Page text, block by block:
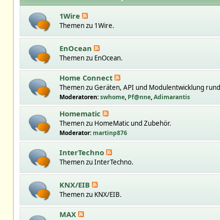
1Wire
Themen zu 1Wire.
EnOcean
Themen zu EnOcean.
Home Connect
Themen zu Geräten, API und Modulentwicklung
Moderatoren:swhome, Pf@nne,Adimarantis
Homematic
Themen zu HomeMatic und Zubehör.
Moderator: martinp876
InterTechno
Themen zu InterTechno.
KNX/EIB
Themen zu KNX/EIB.
MAX